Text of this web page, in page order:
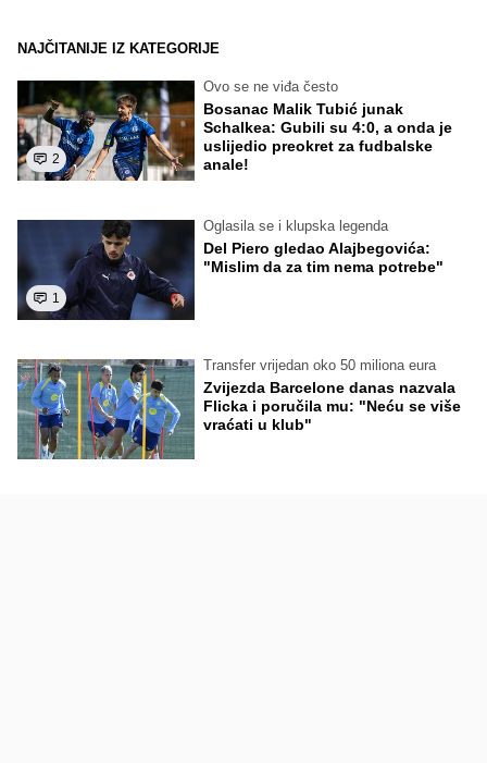
NAJČITANIJE IZ KATEGORIJE
2
Ovo se ne viđa često
Bosanac Malik Tubić junak
Schalkea: Gubili su 4:0, a onda je
uslijedio preokret za fudbalske
anale!
1
Oglasila se i klupska legenda
Del Piero gledao Alajbegovića:
"Mislim da za tim nema potrebe"
Transfer vrijedan oko 50 miliona eura
Zvijezda Barcelone danas nazvala
Flicka i poručila mu: "Neću se više
vraćati u klub"